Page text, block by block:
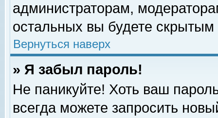
администраторам,
остальных вы будете скрытым
Вернуться наверх
» Я забыл пароль!
Не паникуйте! Хоть ваш
всегда можете запросить